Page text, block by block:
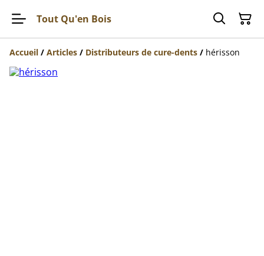
Tout Qu'en Bois
Accueil / Articles / Distributeurs de cure-dents / hérisson